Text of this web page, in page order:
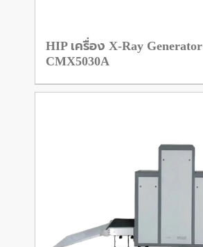
HIP เครื่อง X-Ray Generator
CMX5030A